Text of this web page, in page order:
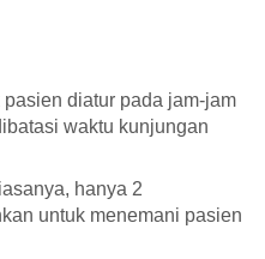
diatur pada jam-jam
waktu kunjungan
hanya 2
untuk menemani pasien